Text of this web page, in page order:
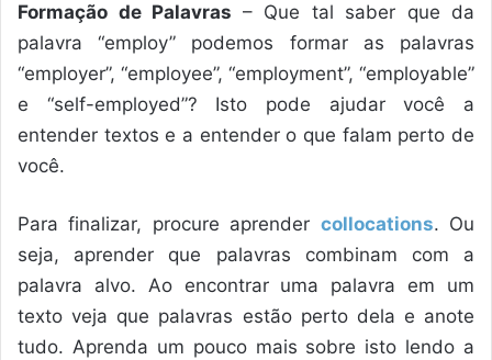
Formação de Palavras – Que tal saber que da
palavra “employ” podemos formar as palavras
“employer”, “employee”, “employment”, “employable”
e “self-employed”? Isto pode ajudar você a
entender textos e a entender o que falam perto de
você.
Para finalizar, procure aprender collocations. Ou
seja, aprender que palavras combinam com a
palavra alvo. Ao encontrar uma palavra em um
texto veja que palavras estão perto dela e anote
tudo. Aprenda um pouco mais sobre isto lendo a